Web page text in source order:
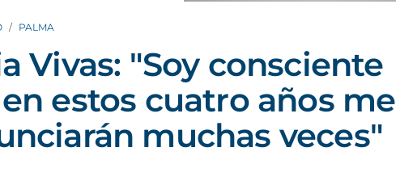
PALMA
Vivas: "Soy consciente
estos cuatro años me
muchas veces"